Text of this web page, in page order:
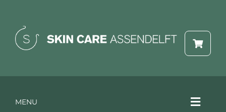
inhoud
MENU
Toggle